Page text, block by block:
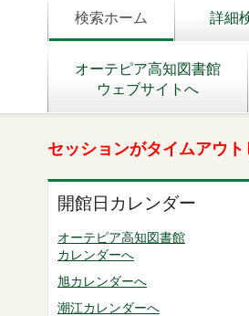
検索ホーム 詳細
オーテピア高知図書館
ウェブサイトへ
セッションがタイムアウト
開館日カレンダー
オーテピア高知図書館
カレンダーへ
旭カレンダーへ
潮江カレンダーへ